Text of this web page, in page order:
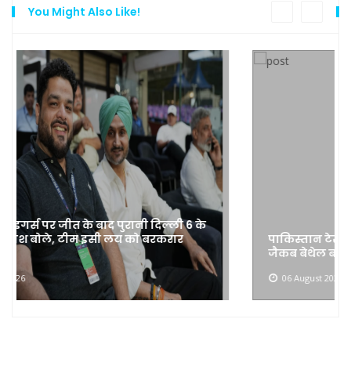
You Might Also Like!
पाकिस्तान टेस्ट सीरीज के लिए इंग्लैंड टीम का ऐलान,
जैकब बेथेल बाहर, पोप, कार्से और लॉरेंस की वापसी
06 August 2026